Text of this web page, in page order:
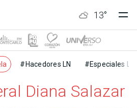
13°
#Hacedores LN #Especiales LN
Diana Salazar